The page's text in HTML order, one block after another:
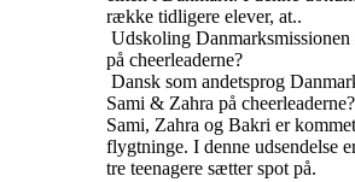
række tidligere elever, at..
Udskoling
på cheerleaderne?
Dansk som andetsprog
Sami & Zahra på cheerleaderne?
Sami, Zahra og Bakri er
flygtninge. I denne udsendelse
tre teenagere sætter spot på.